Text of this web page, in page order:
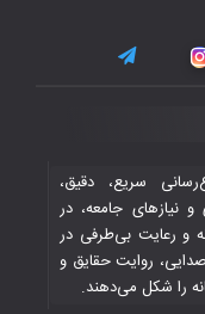
هدف اطلاع‌رسانی سریع، دقیق،
و نیازهای جامعه، در
و رعایت بی‌طرفی در
روایت حقایق و
را شکل می‌دهند.